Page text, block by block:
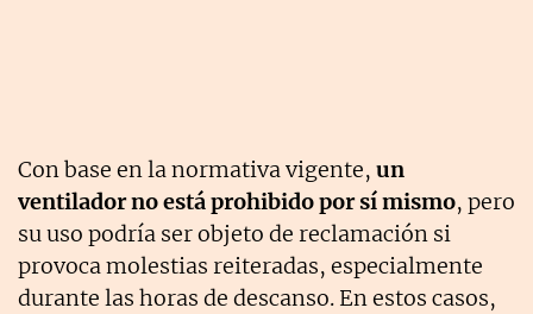
Con base en la normativa vigente, un
ventilador no está prohibido por sí mismo, pero
su uso podría ser objeto de reclamación si
provoca molestias reiteradas, especialmente
durante las horas de descanso. En estos casos,